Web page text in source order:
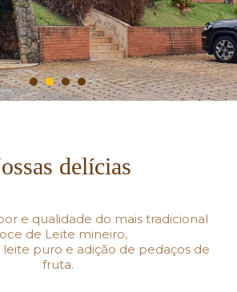
delícias
e qualidade do mais tradicional
de Leite mineiro,
puro e adição de pedaços de
fruta.